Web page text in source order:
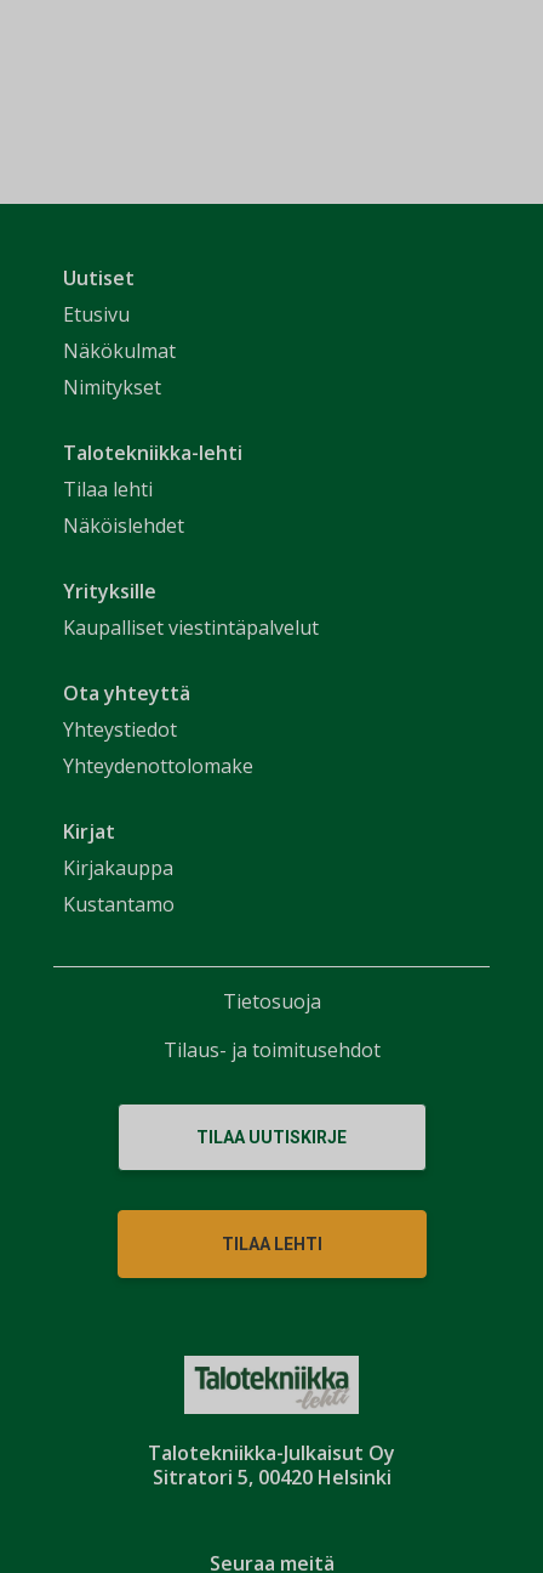
Talotekniikka-Julkaisut Oy
Sitratori 5, 00420 Helsinki
Uutiset
Etusivu
Näkökulmat
Nimitykset
Talotekniikka-lehti
Tilaa lehti
Näköislehdet
Yrityksille
Kaupalliset viestintäpalvelut
Ota yhteyttä
Yhteystiedot
Yhteydenottolomake
Kirjat
Kirjakauppa
Kustantamo
TILAA UUTISKIRJE
TILAA LEHTI
Seuraa meitä
Tietosuoja
Tilaus- ja toimitusehdot